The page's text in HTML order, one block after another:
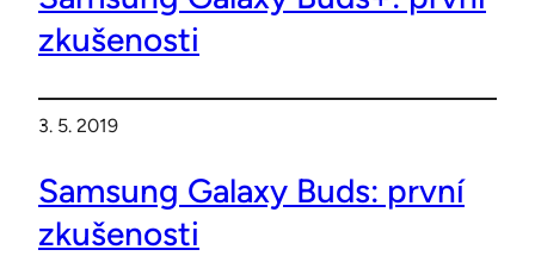
zkušenosti
3. 5. 2019
Samsung Galaxy Buds: první
zkušenosti